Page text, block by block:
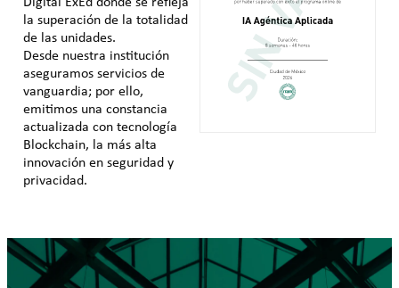
Digital ExEd donde se refleja
la superación de la totalidad
de las unidades.
Desde nuestra institución
aseguramos servicios de
vanguardia; por ello,
emitimos una constancia
actualizada con tecnología
Blockchain, la más alta
innovación en seguridad y
privacidad.